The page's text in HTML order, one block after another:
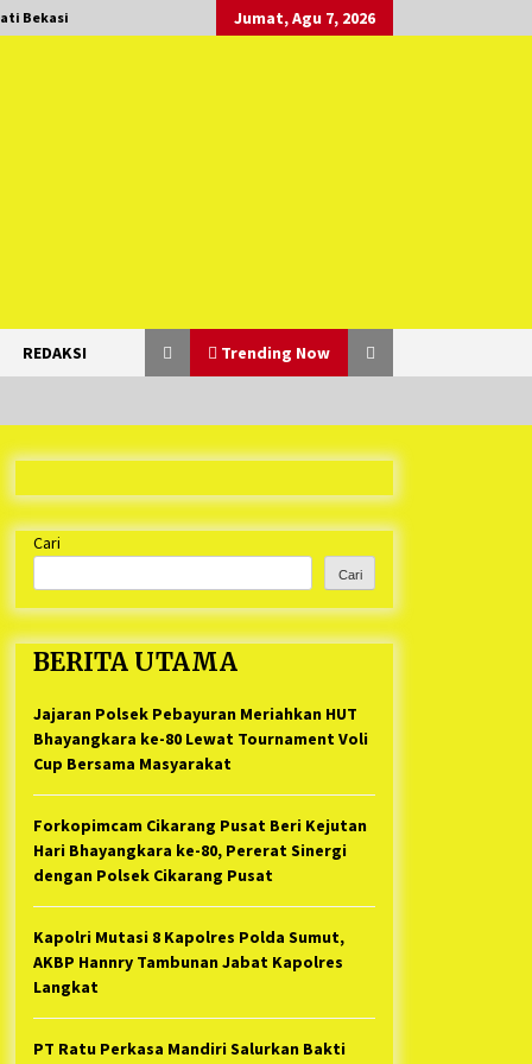
Bekasi Jumat, Agu 7, 2026
REDAKSI Trending Now
Tak Dapat Fasilitas yang Sesuai,
Para Peserta Retret Aparatur Desa
Sebelum Waktunya
1 tahun ago
Indonesia Gilang Bayu Nugraha,
S.H, Ucapkan Terimakasih Atas
Support Camat Kedungwaringin
Memberikan Logistik Ke Posko
1 tahun ago
Jelang Ramadhan, Kecamatan
Cikarang Pusat Gelar STQ ke-VII
1 tahun ago
Cari
Cari
BERITA UTAMA
Jajaran Polsek Pebayuran Meriahkan HUT
Bhayangkara ke-80 Lewat Tournament Voli
Cup Bersama Masyarakat
Forkopimcam Cikarang Pusat Beri Kejutan
Hari Bhayangkara ke-80, Pererat Sinergi
dengan Polsek Cikarang Pusat
Kapolri Mutasi 8 Kapolres Polda Sumut,
AKBP Hannry Tambunan Jabat Kapolres
Langkat
PT Ratu Perkasa Mandiri Salurkan Bakti